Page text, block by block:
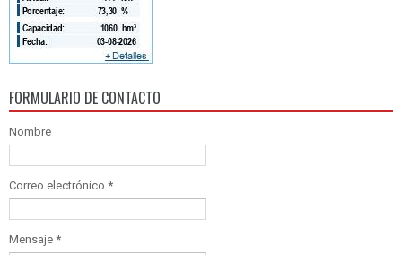
FORMULARIO DE CONTACTO
Nombre
Correo electrónico *
Mensaje *